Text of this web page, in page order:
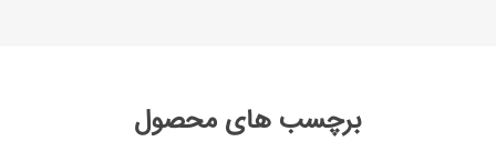
برچسب های محصول